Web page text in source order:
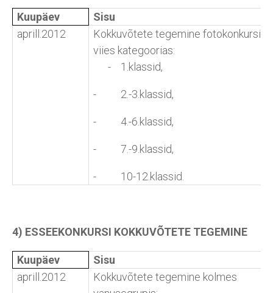
Kuupäev
Sisu
aprill.2012
Kokkuvõtete tegemine fotokonkursist
viies kategoorias:
- 1.klassid,
- 2.-3.klassid,
- 4.-6.klassid,
- 7.-9.klassid,
- 10-12.klassid.
4) ESSEEKONKURSI KOKKUVÕTETE TEGEMINE
Kuupäev
Sisu
aprill.2012
Kokkuvõtete tegemine kolmes